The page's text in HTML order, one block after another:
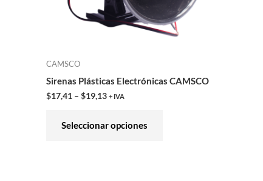
CAMSCO
Sirenas Plásticas Electrónicas CAMSCO
$17,41 – $19,13 + IVA
Seleccionar opciones
pueden
elegir
página